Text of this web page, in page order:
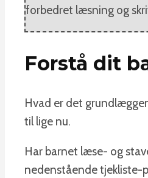
forbedret læsning og
Forstå dit
Hvad er det
til lige nu.
Har barnet læse- og
nedenstående tjekliste-